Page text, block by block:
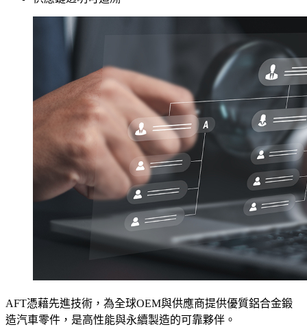
AFT憑藉先進技術，為全球OEM與供應商提供優質鋁合金鍛
造汽車零件，是高性能與永續製造的可靠夥伴。